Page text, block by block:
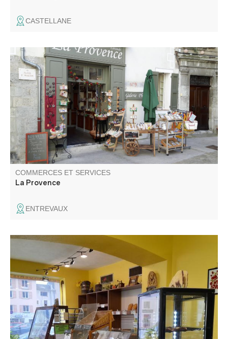
CASTELLANE
Objets neufs et d'occasion, vaisselle, tissus provençaux,
livres, jouets, bijoux, savons et parfums, cosmétiques
bio...
COMMERCES ET SERVICES
La Provence
ENTREVAUX
Pains, viennoiseries et sablés, fougasses salées,
sandwiches. Boissons chaudes et froides. Artisan
boulanger ayant plus de 30 ans d'expérience.